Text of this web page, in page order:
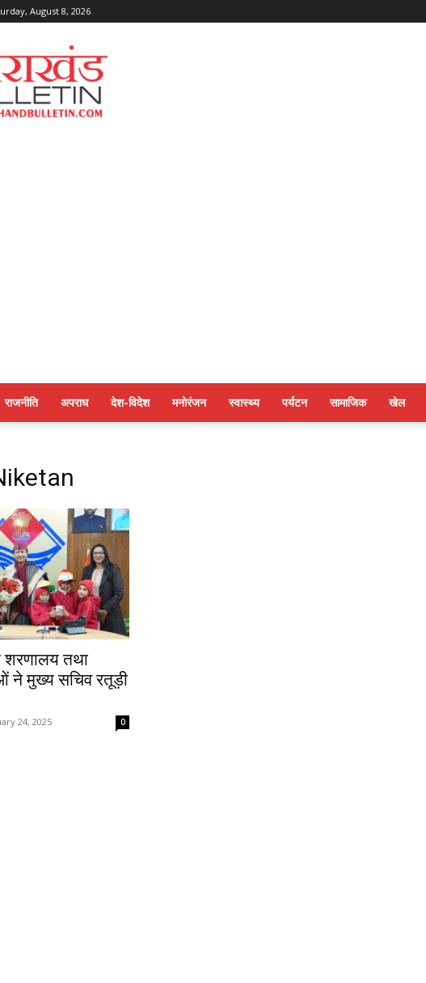
August 8, 2026
Uttarakahnd
Bulletin
राजनीति अपराध देश-विदेश मनोरंजन स्वास्थ्य पर्यटन सामाजिक खेल
शरणालय तथा
ने मुख्य सचिव रतूड़ी
24, 2025 0